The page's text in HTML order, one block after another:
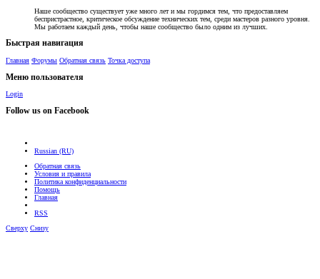
Наше сообщество существует уже много лет и мы гордимся тем, что предоставляем
беспристрастное, критическое обсуждение технических тем, среди мастеров разного уровня.
Мы работаем каждый день, чтобы наше сообщество было одним из лучших.
Быстрая навигация
Главная Форумы Обратная связь Точка доступа
Меню пользователя
Login
Follow us on Facebook
Russian (RU)
Обратная связь
Условия и правила
Политика конфиденциальности
Помощь
Главная
RSS
Сверху Снизу